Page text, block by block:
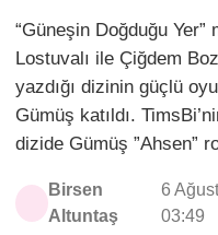
“Güneşin Doğduğu Yer”
Lostuvalı ile Çiğdem
yazdığı dizinin güçlü
Gümüş katıldı.
dizide Gümüş ”Ahsen”
Birsen
Altuntaş
6
03:49